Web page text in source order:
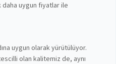
daha uygun fiyatlar ile
uygun olarak yürütülüyor.
olan kalitemiz de, aynı